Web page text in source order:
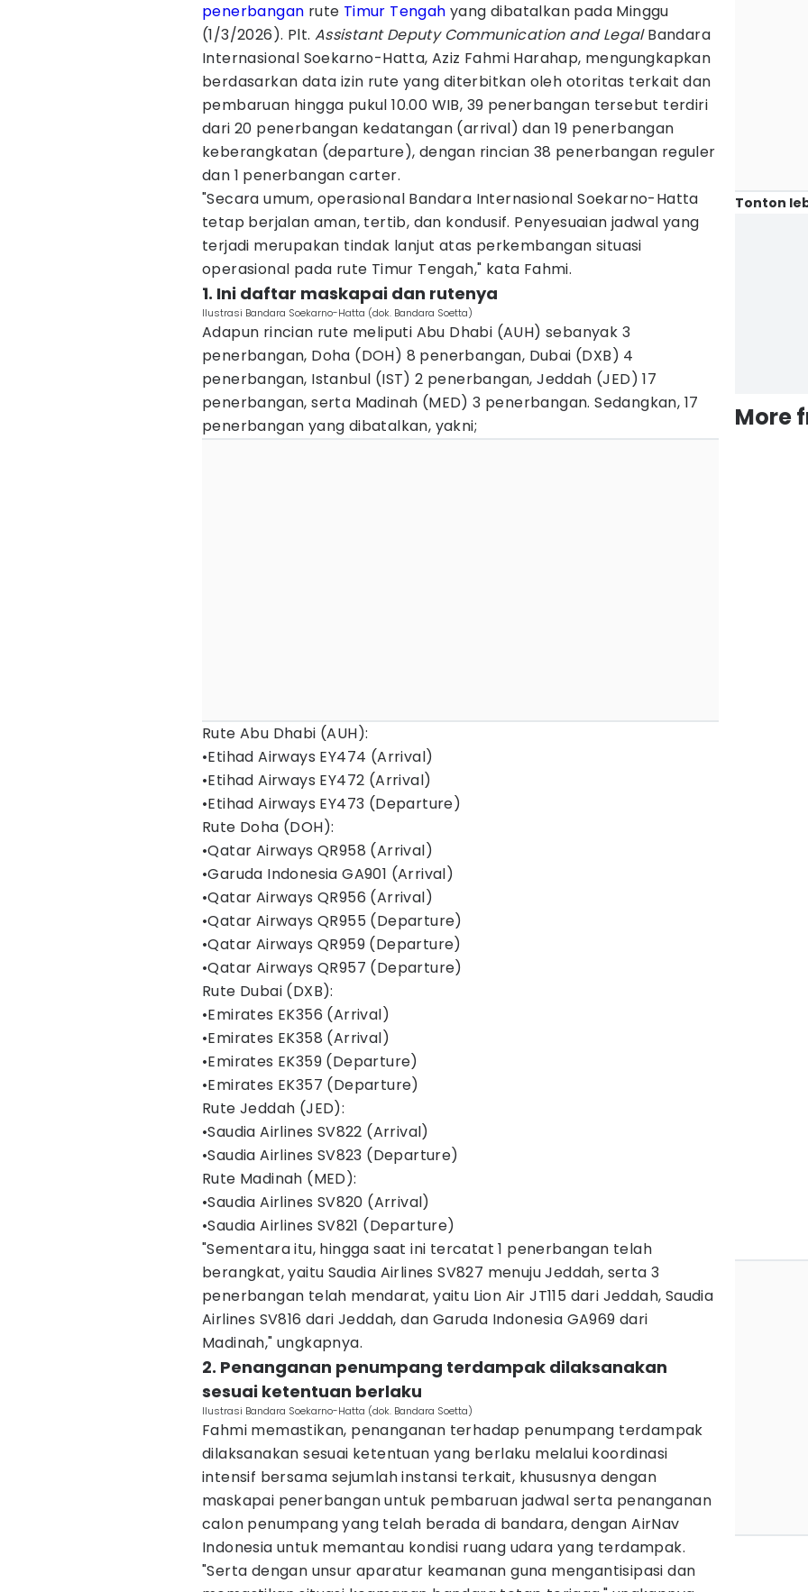
penerbangan rute Timur Tengah yang dibatalkan pada Minggu
(1/3/2026). Plt. Assistant Deputy Communication and LegalBandara
Internasional Soekarno-Hatta, Aziz Fahmi Harahap, mengungkapkan
berdasarkan data izin rute yang diterbitkan oleh otoritas terkait dan
pembaruan hingga pukul 10.00 WIB, 39 penerbangan tersebut terdiri
dari 20 penerbangan kedatangan (arrival) dan 19 penerbangan
keberangkatan (departure), dengan rincian 38 penerbangan reguler
dan 1 penerbangan carter.
"Secara umum, operasional Bandara Internasional Soekarno-Hatta
tetap berjalan aman, tertib, dan kondusif. Penyesuaian jadwal yang
terjadi merupakan tindak lanjut atas perkembangan situasi
operasional pada rute Timur Tengah," kata Fahmi.
1. Ini daftar maskapai dan rutenya
Ilustrasi Bandara Soekarno-Hatta (dok. Bandara Soetta)
Adapun rincian rute meliputi Abu Dhabi (AUH) sebanyak 3
penerbangan, Doha (DOH) 8 penerbangan, Dubai (DXB) 4
penerbangan, Istanbul (IST) 2 penerbangan, Jeddah (JED) 17
penerbangan, serta Madinah (MED) 3 penerbangan. Sedangkan, 17
penerbangan yang dibatalkan, yakni;
Rute Abu Dhabi (AUH):
•Etihad Airways EY474 (Arrival)
•Etihad Airways EY472 (Arrival)
•Etihad Airways EY473 (Departure)
Rute Doha (DOH):
•Qatar Airways QR958 (Arrival)
•Garuda Indonesia GA901 (Arrival)
•Qatar Airways QR956 (Arrival)
•Qatar Airways QR955 (Departure)
•Qatar Airways QR959 (Departure)
•Qatar Airways QR957 (Departure)
Rute Dubai (DXB):
•Emirates EK356 (Arrival)
•Emirates EK358 (Arrival)
•Emirates EK359 (Departure)
•Emirates EK357 (Departure)
Rute Jeddah (JED):
•Saudia Airlines SV822 (Arrival)
•Saudia Airlines SV823 (Departure)
Rute Madinah (MED):
•Saudia Airlines SV820 (Arrival)
•Saudia Airlines SV821 (Departure)
"Sementara itu, hingga saat ini tercatat 1 penerbangan telah
berangkat, yaitu Saudia Airlines SV827 menuju Jeddah, serta 3
penerbangan telah mendarat, yaitu Lion Air JT115 dari Jeddah, Saudia
Airlines SV816 dari Jeddah, dan Garuda Indonesia GA969 dari
Madinah," ungkapnya.
2. Penanganan penumpang terdampak dilaksanakan
sesuai ketentuan berlaku
Ilustrasi Bandara Soekarno-Hatta (dok. Bandara Soetta)
Fahmi memastikan, penanganan terhadap penumpang terdampak
dilaksanakan sesuai ketentuan yang berlaku melalui koordinasi
intensif bersama sejumlah instansi terkait, khususnya dengan
maskapai penerbangan untuk pembaruan jadwal serta penanganan
calon penumpang yang telah berada di bandara, dengan AirNav
Indonesia untuk memantau kondisi ruang udara yang terdampak.
"Serta dengan unsur aparatur keamanan guna mengantisipasi dan
Tonton
More